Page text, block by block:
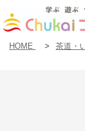
HOME > 茶道・